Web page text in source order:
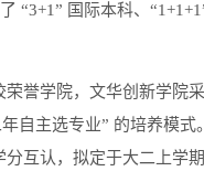
“3+1” 国际本科、
誉学院，文华创新学院
自主选专业” 的培养模
互认，拟定于大二上学